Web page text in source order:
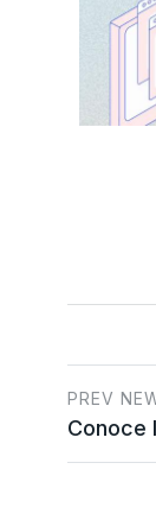
PREV
Conoce